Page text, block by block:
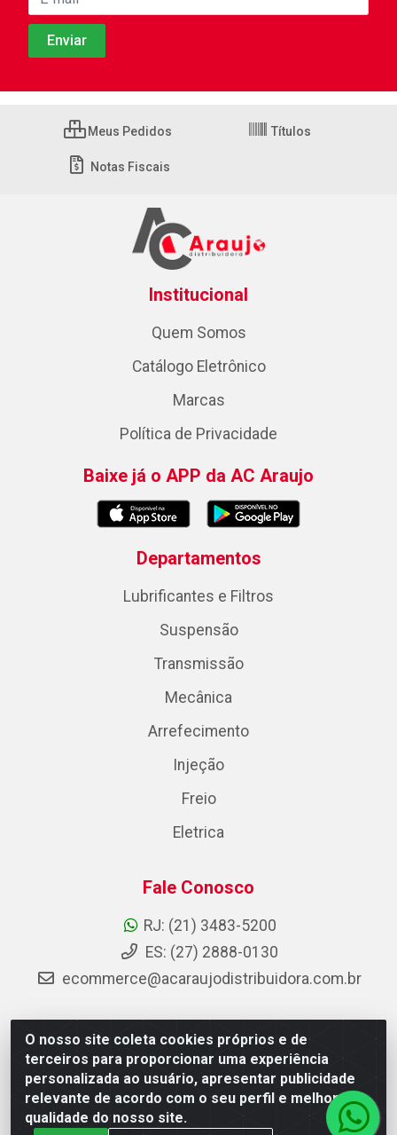
O nosso site coleta cookies próprios e de
terceiros para proporcionar uma experiência
personalizada ao usuário, apresentar publicidade
relevante de acordo com o seu perfil e melhorar a
qualidade do nosso site.
Meus Pedidos Títulos
Notas Fiscais
Institucional
Quem Somos
Catálogo Eletrônico
Marcas
Política de Privacidade
Baixe já o APP da AC Araujo
Departamentos
Lubrificantes e Filtros
Suspensão
Transmissão
Mecânica
Arrefecimento
Injeção
Freio
Eletrica
Fale Conosco
RJ: (21) 3483-5200
ES: (27) 2888-0130
ecommerce@acaraujodistribuidora.com.br
AC Araujo Distribuidora - Rua Carneiro de Campos, 42 -
São Cristóvão, Rio de Janeiro/RJ - CEP 20.920-410 -
CNPJ 08.744.753/0003-85